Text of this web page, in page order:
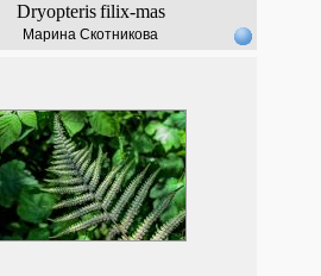
Dryopteris filix-mas
Марина Скотникова